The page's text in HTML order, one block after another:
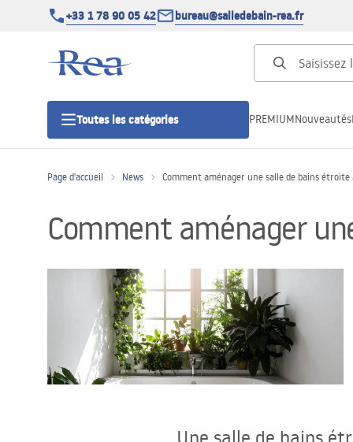
+33 1 78 90 05 42 bureau@salledebain-rea.fr
Toutes les catégories
Portes de douche
Receveurs de douche
Caniveaux de douche
Cuvettes WC, bidets
PREMIUMNouveautés
Page d'accueil News Comment aménager une salle de bains
Comment aménager